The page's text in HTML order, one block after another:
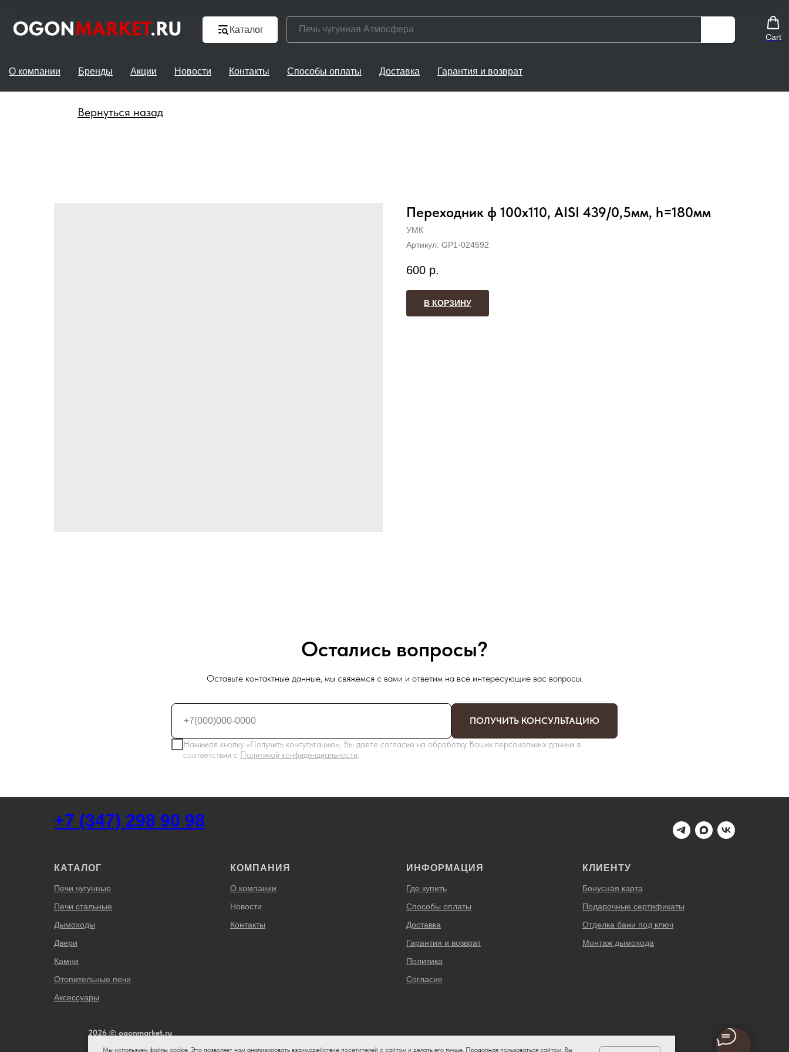
Каталог
Cart
О компании Бренды Акции Новости Контакты Способы оплаты Доставка Гарантия и возврат
Вернуться назад
Переходник ф 100х110, AISI 439/0,5мм, h=180мм
УМК
Артикул: GP1-024592
600 р.
В КОРЗИНУ
Мы используем файлы cookie. Это позволяет нам анализировать взаимодействие посетителей с сайтом и делать его лучше. Продолжая пользоваться сайтом, Вы
Остались вопросы?
Оставьте контактные данные, мы свяжемся с вами и ответим на все интересующие вас вопросы.
Нажимая кнопку «Получить консультацию», Вы даете согласие на обработку Ваших персональных данных в
соответствии с Политикой конфиденциальности.
ПОЛУЧИТЬ КОНСУЛЬТАЦИЮ
+7 (347) 298 90 98
КАТАЛОГ
Печи чугунные
Печи стальные
Дымоходы
Двери
Камни
Отопительные печи
Аксессуары
КОМПАНИЯ
О компании
Новости
Контакты
ИНФОРМАЦИЯ
Где купить
Способы оплаты
Доставка
Гарантия и возврат
Политика
Согласие
КЛИЕНТУ
Бонусная карта
Подарочные сертификаты
Отделка бани под ключ
Монтаж дымохода
2026 © ogonmarket.ru